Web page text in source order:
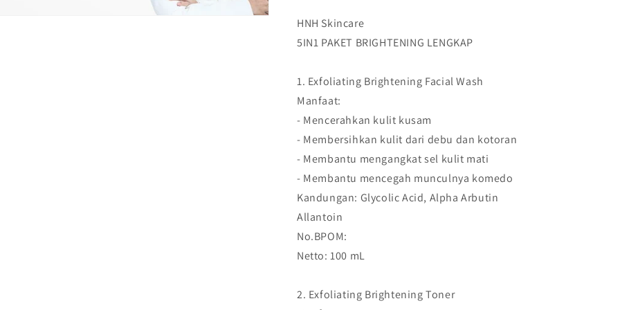
HNH Skincare
5IN1 PAKET BRIGHTENING LENGKAP
1. Exfoliating Brightening Facial Wash
Manfaat:
- Mencerahkan kulit kusam
- Membersihkan kulit dari debu dan kotoran
- Membantu mengangkat sel kulit mati
- Membantu mencegah munculnya komedo
Kandungan: Glycolic Acid, Alpha Arbutin
Allantoin
No.BPOM:
Netto: 100 mL
2. Exfoliating Brightening Toner